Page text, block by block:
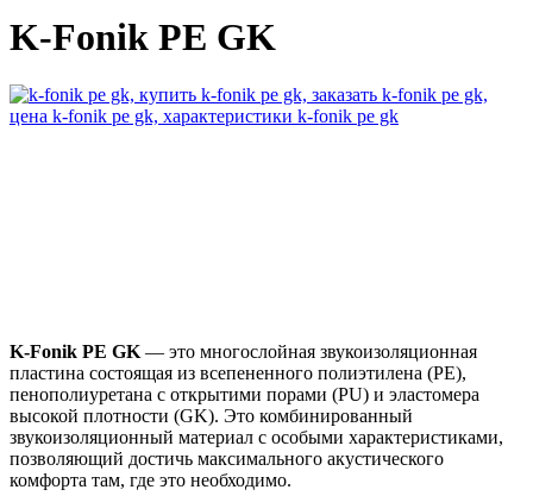
K-Fonik PE GK
K-Fonik PE GK— это многослойная звукоизоляционная
пластина состоящая из всепененного полиэтилена (PE),
пенополиуретана с открытими порами (PU) и эластомера
высокой плотности (GK). Это комбинированный
звукоизоляционный материал с особыми характеристиками,
позволяющий достичь максимального акустического
комфорта там, где это необходимо.